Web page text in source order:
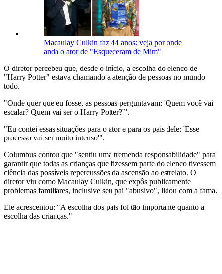
Macaulay Culkin faz 44 anos: veja por onde
anda o ator de "Esqueceram de Mim"
O diretor percebeu que, desde o início, a escolha do elenco de
"Harry Potter" estava chamando a atenção de pessoas no mundo
todo.
"Onde quer que eu fosse, as pessoas perguntavam: 'Quem você vai
escalar? Quem vai ser o Harry Potter?'”.
"Eu contei essas situações para o ator e para os pais dele: 'Esse
processo vai ser muito intenso'".
Columbus contou que "sentiu uma tremenda responsabilidade" para
garantir que todas as crianças que fizessem parte do elenco tivessem
ciência das possíveis repercussões da ascensão ao estrelato. O
diretor viu como Macaulay Culkin, que expôs publicamente
problemas familiares, inclusive seu pai "abusivo", lidou com a fama.
Ele acrescentou: "A escolha dos pais foi tão importante quanto a
escolha das crianças."